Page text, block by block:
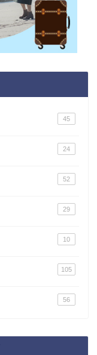
45
24
52
29
10
105
56